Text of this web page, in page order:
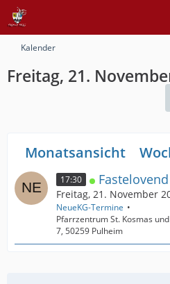
Kalender
Freitag, 21.
Monatsansicht
17:30
Freitag, 21. November
NeueKG-Termine
Pfarrzentrum St. Kosmas
7, 50259 Pulheim